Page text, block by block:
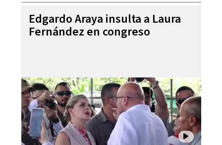
Edgardo Araya insulta a Laura
Fernández en congreso